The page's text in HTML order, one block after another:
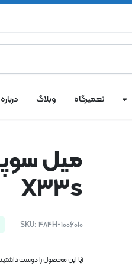
تعمیرگاه وبلاگ
X33s
SKU: 484H-1006010
آیا این محصول را دوست